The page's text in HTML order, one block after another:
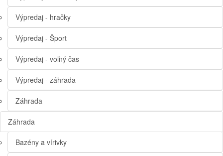
Výpredaj - hračky
Výpredaj - Šport
Výpredaj - voľný čas
Výpredaj - záhrada
Záhrada
Záhrada
Bazény a vírivky